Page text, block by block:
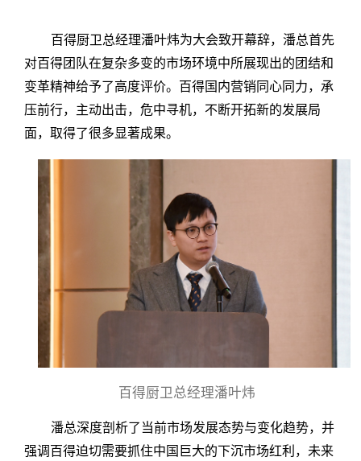
百得厨卫总经理潘叶炜为大会致开幕辞，潘总首先
对百得团队在复杂多变的市场环境中所展现出的团结和
变革精神给予了高度评价。百得国内营销同心同力，承
压前行，主动出击，危中寻机，不断开拓新的发展局
面，取得了很多显著成果。
百得厨卫总经理潘叶炜
潘总深度剖析了当前市场发展态势与变化趋势，并
强调百得迫切需要抓住中国巨大的下沉市场红利，未来